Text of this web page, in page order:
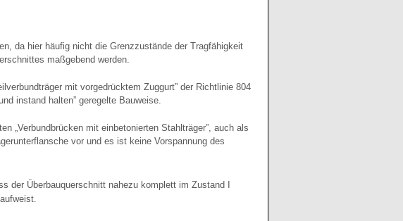
da hier häufig nicht die Grenzzustände der Tragfähigkeit
maßgebend werden.
mit vorgedrücktem Zuggurt” der Richtlinie 804
instand halten” geregelte Bauweise.
„Verbundbrücken mit einbetonierten Stahlträger”, auch als
vor und es ist keine Vorspannung des
der Überbauquerschnitt nahezu komplett im Zustand I